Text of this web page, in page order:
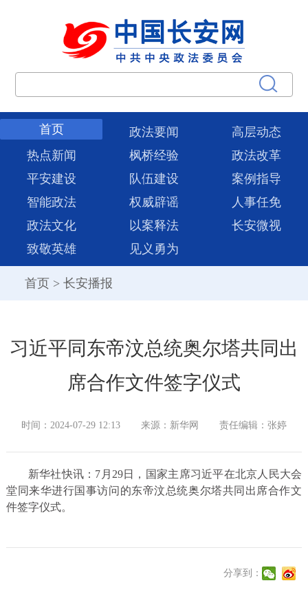
首页 政法要闻
高层动态
热点新闻
枫桥经验
政法改革
平安建设
队伍建设
案例指导
智能政法
权威辟谣
人事任免
政法文化
以案释法
长安微视
致敬英雄
见义勇为
首页 > 长安播报
习近平同东帝汶总统奥尔塔共同出
席合作文件签字仪式
时间：2024-07-29 12:13 来源：新华网 责任编辑：张婷
新华社快讯：7月29日，国家主席习近平在北京人民大会
堂同来华进行国事访问的东帝汶总统奥尔塔共同出席合作文
件签字仪式。
分享到：